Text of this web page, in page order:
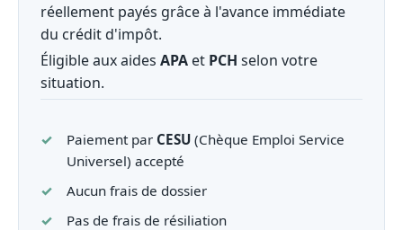
réellement payés grâce à l'avance immédiate
du crédit d'impôt.
Éligible aux aides APA et PCH selon votre
situation.
Paiement par CESU(Chèque Emploi Service
Universel) accepté
Aucun frais de dossier
Pas de frais de résiliation